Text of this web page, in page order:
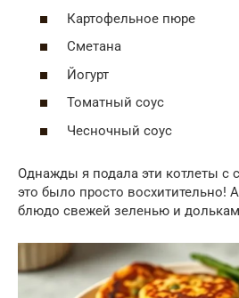
Картофельное пюре
Сметана
Йогурт
Томатный соус
Чесночный соус
Однажды я подала эти котлеты с
это было просто восхитительно!
блюдо свежей зеленью и